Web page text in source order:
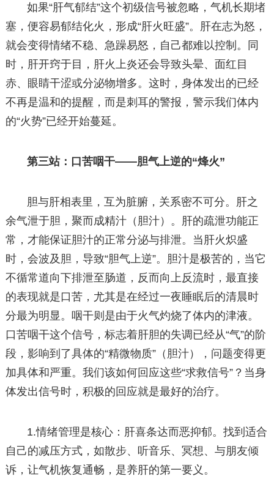
如果“肝气郁结”这个初级信号被忽略，气机长期堵
塞，便容易郁结化火，形成“肝火旺盛”。肝在志为怒，
就会变得情绪不稳、急躁易怒，自己都难以控制。同
时，肝开窍于目，肝火上炎还会导致头晕、面红目
赤、眼睛干涩或分泌物增多。这时，身体发出的已经
不再是温和的提醒，而是刺耳的警报，警示我们体内
的“火势”已经开始蔓延。
第三站：口苦咽干——胆气上逆的“烽火”
胆与肝相表里，互为脏腑，关系密不可分。肝之
余气泄于胆，聚而成精汁（胆汁）。肝的疏泄功能正
常，才能保证胆汁的正常分泌与排泄。当肝火炽盛
时，会波及胆，导致“胆气上逆”。胆汁是极苦的，当它
不循常道向下排泄至肠道，反而向上反流时，最直接
的表现就是口苦，尤其是在经过一夜睡眠后的清晨时
分最为明显。咽干则是由于火气灼烧了体内的津液。
口苦咽干这个信号，标志着肝胆的失调已经从“气”的阶
段，影响到了具体的“精微物质”（胆汁），问题变得更
加具体和严重。我们该如何回应这些“求救信号”？当身
体发出信号时，积极的回应就是最好的治疗。
1.情绪管理是核心：肝喜条达而恶抑郁。找到适合
自己的减压方式，如散步、听音乐、冥想、与朋友倾
诉，让气机恢复通畅，是养肝的第一要义。